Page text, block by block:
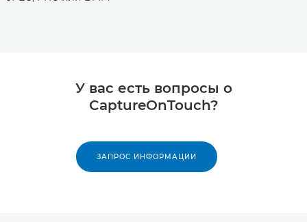
У вас есть вопросы о
CaptureOnTouch?
ЗАПРОС ИНФОРМАЦИИ